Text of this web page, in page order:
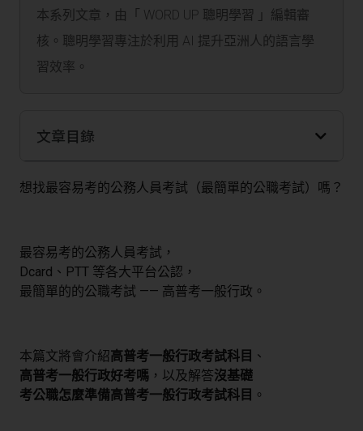
本系列文章，由「 WORD UP 聰明學習 」編輯審
核。聰明學習專注於利用 AI 提升亞洲人的語言學
習效率。
文章目錄
想找最容易考的公務人員考試（最簡單的公職考試）嗎？
最容易考的公務人員考試，
Dcard、PTT 等各大平台公認，
最簡單的的公職考試 —— 高普考一般行政。
本篇文將會介紹高普考一般行政考試科目 、
高普考一般行政好考嗎 ，以及解答沒基礎
考公職怎麼準備高普考一般行政考試科目 。